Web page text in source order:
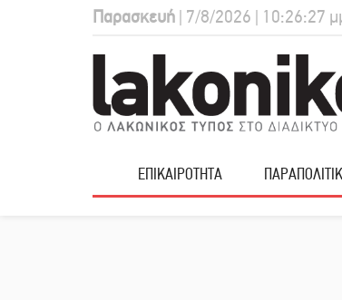
Παρασκευή | 7/8/2026 | 10:26:27
ΕΠΙΚΑΙΡΟΤΗΤΑ